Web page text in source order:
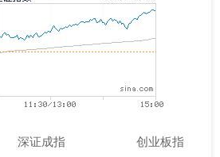
深证成指 创业板指